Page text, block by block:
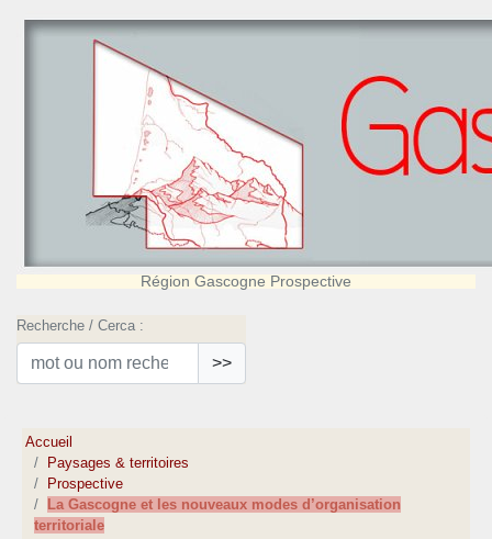
Région Gascogne Prospective
Recherche / Cerca :
>>
Accueil
Paysages & territoires
Prospective
La Gascogne et les nouveaux modes d’organisation
territoriale